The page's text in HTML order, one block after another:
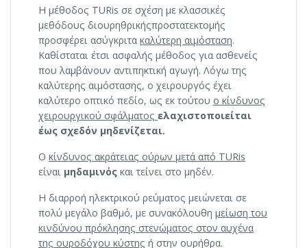
Η μέθοδος TURis σε σχέση με κλασσικές
μεθόδους διουρηθρικήςπροστατεκτομής
προσφέρει ασύγκριτα καλύτερη αιμόσταση.
Καθίσταται έτσι ασφαλής μέθοδος για ασθενείς
που λαμβάνουν αντιπηκτική αγωγή. Λόγω της
καλύτερης αιμόστασης, ο χειρουργός έχει
καλύτερο οπτικό πεδίο, ως εκ τούτου ο κίνδυνος
χειρουργικού σφάλματος ελαχιστοποιείται
έως σχεδόν μηδενίζεται.
Ο κίνδυνος ακράτειας ούρων μετά από TURis
είναι μηδαμινός και τείνει στο μηδέν.
Η διαρροή ηλεκτρικού ρεύματος μειώνεται σε
πολύ μεγάλο βαθμό, με συνακόλουθη μείωση του
κινδύνου πρόκλησης στενώματος στον αυχένα
της ουροδόχου κύστης ή στην ουρήθρα.